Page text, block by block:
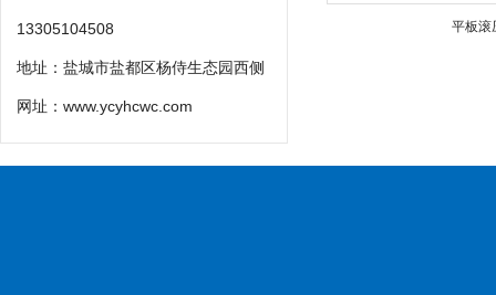
13305104508
地址：盐城市盐都区杨侍生态园西侧
网址： www.ycyhcwc.com
平板滚